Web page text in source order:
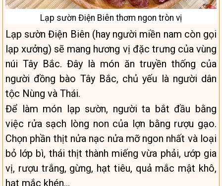
Lạp sườn Điện Biên thơm ngon tròn vị
Lạp sườn Điện Biên (hay người miền nam còn gọi
lạp xưởng) sẽ mang hương vị đặc trưng của vùng
núi Tây Bắc. Đây là món ăn truyền thống của
người đồng bào Tây Bắc, chủ yếu là người dân
tộc Nùng và Thái.
Để làm món lạp sườn, người ta bắt đầu bằng
việc rửa sạch lòng non của lợn bằng rượu gạo.
Chọn phần thịt nửa nạc nửa mỡ ngon nhất và loại
bỏ lớp bì, thái thịt thành miếng vừa phải, ướp gia
vị, rượu trắng, gừng, hạt tiêu, quả mắc mật khô,
hạt mắc khén…